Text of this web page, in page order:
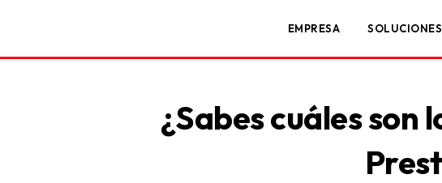
EMPRESA SOLUCIONES
¿Sabes cuáles